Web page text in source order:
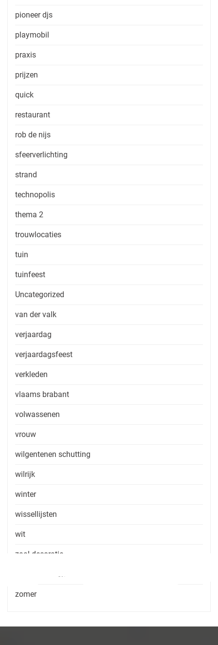
pioneer djs
playmobil
praxis
prijzen
quick
restaurant
rob de nijs
sfeerverlichting
strand
technopolis
thema 2
trouwlocaties
tuin
tuinfeest
Uncategorized
van der valk
verjaardag
verjaardagsfeest
verkleden
vlaams brabant
volwassenen
vrouw
wilgentenen schutting
wilrijk
winter
wissellijsten
wit
zaal decoratie
zaal huren zonder consumptie
zomer